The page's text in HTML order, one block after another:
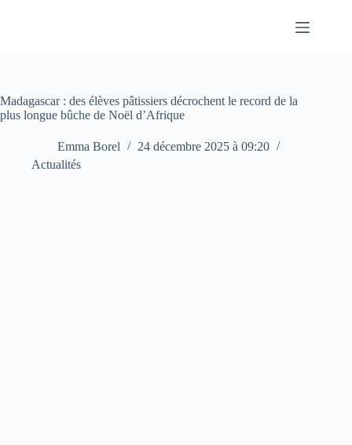
Madagascar : des élèves pâtissiers décrochent le record de la
plus longue bûche de Noël d’Afrique
Emma Borel
24 décembre 2025 à 09:20
Actualités